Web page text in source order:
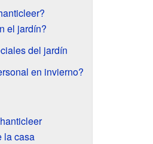
el jardín?
del jardín
en invierno?
la casa